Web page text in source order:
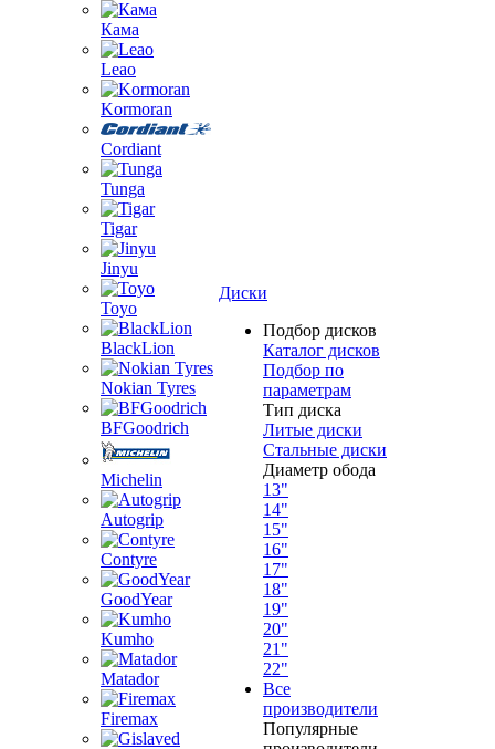
Кама
Leao
Kormoran
Cordiant
Tunga
Tigar
Jinyu
Toyo
BlackLion
Nokian Tyres
BFGoodrich
Michelin
Autogrip
Contyre
GoodYear
Kumho
Matador
Firemax
Диски
Подбор дисков
Каталог дисков
Подбор по
параметрам
Тип диска
Литые диски
Стальные диски
Диаметр обода
13"
14"
15"
16"
17"
18"
19"
20"
21"
22"
Все
производители
Популярные